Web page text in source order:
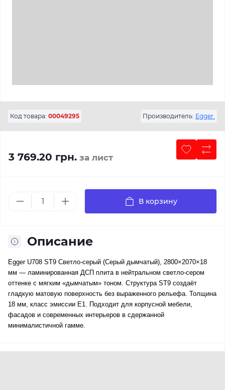
Код товара: 00049295 Производитель: Egger
3 769.20 грн. за лист
В корзину
Описание
Egger U708 ST9 Светло-серый (Серый дымчатый), 2800×2070×18
мм — ламинированная ДСП плита в нейтральном светло-сером
оттенке с мягким «дымчатым» тоном. Структура ST9 создаёт
гладкую матовую поверхность без выраженного рельефа. Толщина
18 мм, класс эмиссии E1. Подходит для корпусной мебели,
фасадов и современных интерьеров в сдержанной
минималистичной гамме.